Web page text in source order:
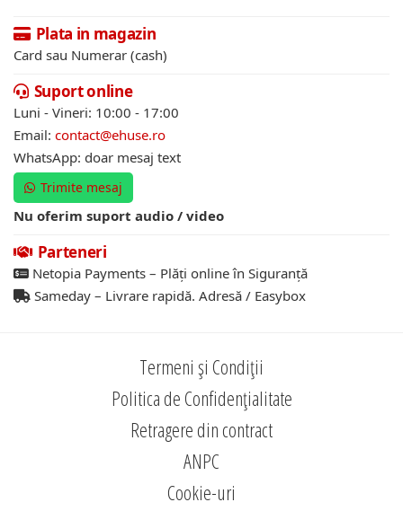
Plata in magazin
Card sau Numerar (cash)
Suport online
Luni - Vineri: 10:00 - 17:00
Email: contact@ehuse.ro
WhatsApp: doar mesaj text
Trimite mesaj
Nu oferim suport audio / video
Parteneri
Netopia Payments – Plăți online în Siguranță
Sameday – Livrare rapidă. Adresă / Easybox
Termeni și Condiții
Politica de Confidențialitate
Retragere din contract
ANPC
Cookie-uri